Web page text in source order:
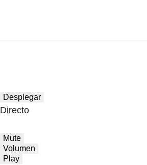
Desplegar
Directo
Mute
Volumen
Play